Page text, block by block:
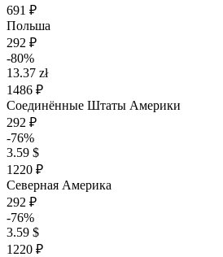
691 ₽
Польша
292 ₽
-80%
13.37 zł
1486 ₽
Соединённые Штаты Америки
292 ₽
-76%
3.59 $
1220 ₽
Северная Америка
292 ₽
-76%
3.59 $
1220 ₽